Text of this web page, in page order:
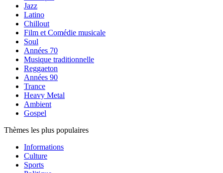
Jazz
Latino
Chillout
Film et Comédie musicale
Soul
Années 70
Musique traditionnelle
Reggaeton
Années 90
Trance
Heavy Metal
Ambient
Gospel
Thèmes les plus populaires
Informations
Culture
Sports